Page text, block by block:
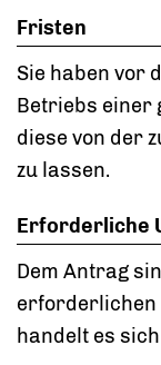
Fristen
Sie haben vor
Betriebs einer
diese von der
zu lassen.
Erforderliche
Dem Antrag
erforderlichen
handelt es